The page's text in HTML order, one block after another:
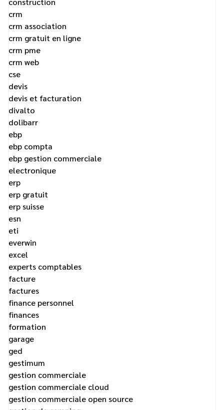
crm
crm association
crm gratuit en ligne
crm pme
crm web
cse
devis
devis et facturation
divalto
dolibarr
ebp
ebp compta
ebp gestion commerciale
electronique
erp
erp gratuit
erp suisse
esn
eti
everwin
excel
experts comptables
facture
factures
finance personnel
finances
formation
garage
ged
gestimum
gestion commerciale
gestion commerciale cloud
gestion commerciale open source